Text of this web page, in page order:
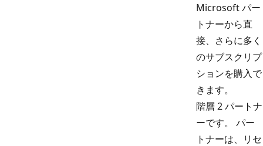
Microsoft パー
トナーから直
接、さらに多く
のサブスクリプ
ションを購入で
きます。
階層 2 パートナ
ーです。 パー
トナーは、リセ